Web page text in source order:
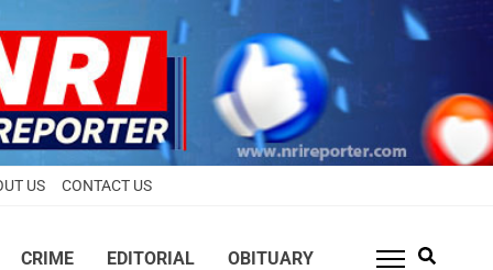
US CONTACT US
CRIME EDITORIAL OBITUARY